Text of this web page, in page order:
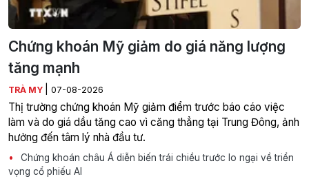
Chứng khoán Mỹ giảm do giá năng lượng
tăng mạnh
TRÀ MY 07-08-2026
Thị trường chứng khoán Mỹ giảm điểm trước báo cáo việc
làm và do giá dầu tăng cao vì căng thẳng tại Trung Đông, ảnh
hưởng đến tâm lý nhà đầu tư.
Chứng khoán châu Á diễn biến trái chiều trước lo ngại về triển
vọng cổ phiếu AI